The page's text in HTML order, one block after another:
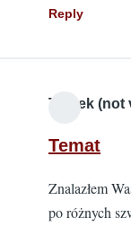
Reply
Tomek (not
Temat
Znalazłem
po różnych